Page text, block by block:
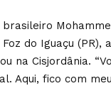
do Iguaçu (PR),
na Cisjordânia.
Aqui, fico com